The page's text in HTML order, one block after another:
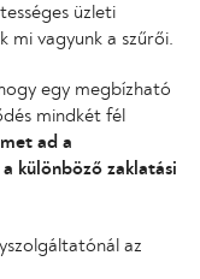
üzleti
mi vagyunk a szűrői.
egy megbízható
mindkét fél
ad a
különböző zaklatási
az